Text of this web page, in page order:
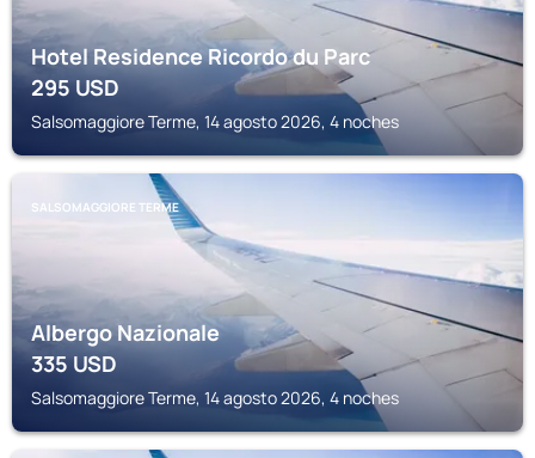
Hotel Residence Ricordo du Parc
295USD
Salsomaggiore Terme, 14 agosto 2026, 4 noches
SALSOMAGGIORE TERME
Albergo Nazionale
335USD
Salsomaggiore Terme, 14 agosto 2026, 4 noches